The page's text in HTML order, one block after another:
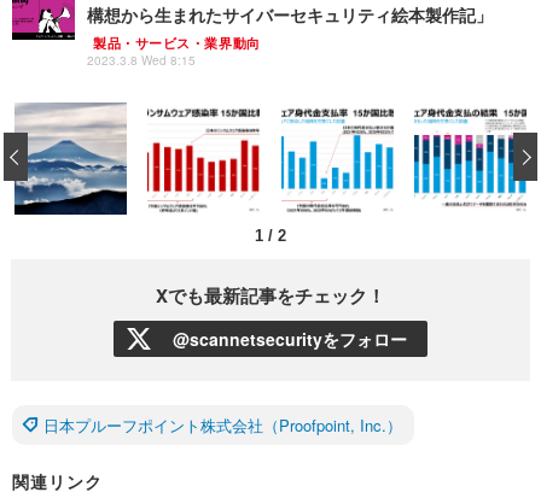
構想から生まれたサイバーセキュリティ絵本製作記」
製品・サービス・業界動向
2023.3.8 Wed 8:15
1 / 2
‹
Xでも最新記事をチェック！
@scannetsecurityをフォロー
日本プルーフポイント株式会社（Proofpoint, Inc.）
関連リンク